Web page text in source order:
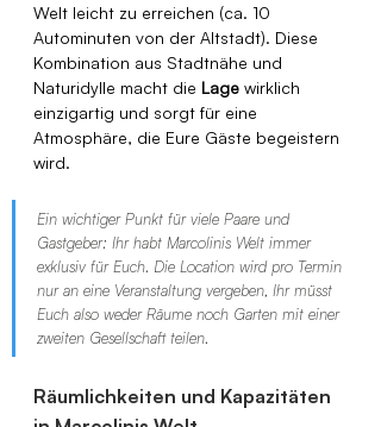
Welt leicht zu erreichen (ca. 10
Autominuten von der Altstadt). Diese
Kombination aus Stadtnähe und
Naturidylle macht die Lage wirklich
einzigartig und sorgt für eine
Atmosphäre, die Eure Gäste begeistern
wird.
Ein wichtiger Punkt für viele Paare und
Gastgeber: Ihr habt Marcolinis Welt immer
exklusiv für Euch. Die Location wird pro Termin
nur an eine Veranstaltung vergeben, Ihr müsst
Euch also weder Räume noch Garten mit einer
zweiten Gesellschaft teilen.
Räumlichkeiten und Kapazitäten